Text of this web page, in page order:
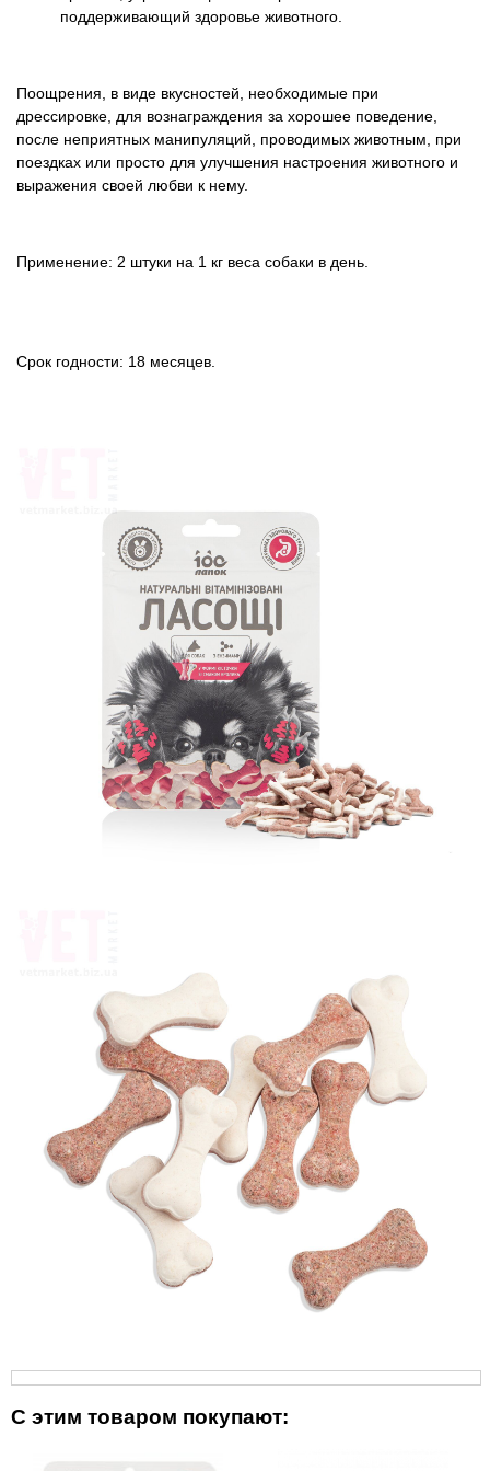
поддерживающий здоровье животного.
Поощрения, в виде вкусностей, необходимые при
дрессировке, для вознаграждения за хорошее поведение,
после неприятных манипуляций, проводимых животным, при
поездках или просто для улучшения настроения животного и
выражения своей любви к нему.
Применение: 2 штуки на 1 кг веса собаки в день.
Срок годности: 18 месяцев.
С этим товаром покупают: